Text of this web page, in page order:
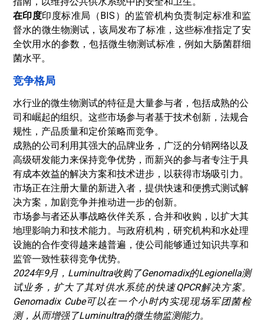
在印度印度标准局（BIS）的监管机构负责制定标准和监
督水的微生物测试，该局发布了标准，这些标准指定了安
全饮用水的参数，包括微生物测试标准，例如大肠菌群细
菌水平。
竞争格局
水行业的微生物测试的特征是大量参与者，包括成熟的公
司和崛起的组织。这些市场参与者基于技术创新，法规合
规性，产品质量和定价策略而竞争。
成熟的公司利用其强大的品牌业务，广泛的分销网络以及
高级研发能力来保持竞争优势，而新兴的参与者专注于具
有成本效益的解决方案和技术进步，以获得市场吸引力。
市场正在注册大量的新进入者，提供快速和便携式测试解
决方案，加剧竞争并推动进一步的创新。
市场参与者还从事战略伙伴关系，合并和收购，以扩大其
地理影响力和技术能力。与政府机构，研究机构和水处理
设施的合作变得越来越普遍，使公司能够通过知识共享和
监管一致性获得竞争优势。
2024年9月，Luminultra收购了Genomadix的Legionella测
试业务，扩大了其对供水系统的快速QPCR解决方案。
Genomadix Cube可以在一个小时内实现现场军团菌检
测，从而增强了Luminultra的微生物监测能力。